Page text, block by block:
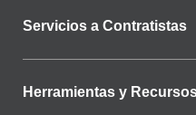
Servicios a Contratistas
Herramientas y